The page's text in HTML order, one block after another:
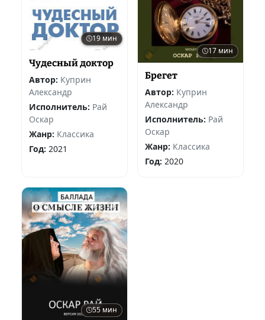
19 мин
Чудесный доктор
Автор: Куприн
Александр
Исполнитель: Рай
Оскар
Жанр: Классика
Год: 2021
17 мин
Брегет
Автор: Куприн
Александр
Исполнитель: Рай
Оскар
Жанр: Классика
Год: 2020
55 мин